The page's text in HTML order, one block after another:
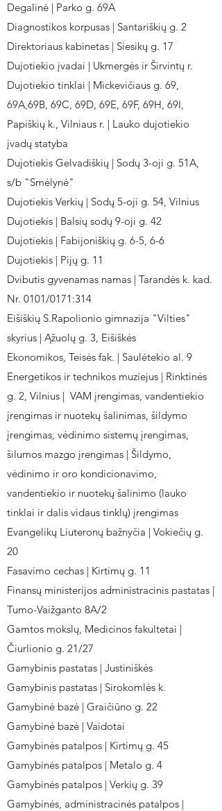
Degalinė | Parko g. 69A
Diagnostikos korpusas | Santariškių g. 2
Direktoriaus kabinetas | Siesikų g. 17
Dujotiekio įvadai | Ukmergės ir Širvintų r.
Dujotiekio tinklai | Mickevičiaus g. 69,
69A,69B, 69C, 69D, 69E, 69F, 69H, 69I,
Papiškių k., Vilniaus r. | Lauko dujotiekio
įvadų statyba
Dujotiekis Gelvadiškių | Sodų 3-oji g. 51A,
s/b "Smėlynė"
Dujotiekis Verkių | Sodų 5-oji g. 54, Vilnius
Dujotiekis | Balsių sodų 9-oji g. 42
Dujotiekis | Fabijoniškių g. 6-5, 6-6
Dujotiekis | Pijų g. 11
Dvibutis gyvenamas namas | Tarandės k. kad.
Nr. 0101/0171:314
Eišiškių S.Rapolionio gimnazija "Vilties"
skyrius | Ąžuolų g. 3, Eišiškės
Ekonomikos, Teisės fak. | Saulėtekio al. 9
Energetikos ir technikos muziejus | Rinktinės
g. 2, Vilnius | VAM įrengimas, vandentiekio
įrengimas ir nuotekų šalinimas, šildymo
įrengimas, vėdinimo sistemų įrengimas,
šilumos mazgo įrengimas | Šildymo,
vėdinimo ir oro kondicionavimo,
vandentiekio ir nuotekų šalinimo (lauko
tinklai ir dalis vidaus tinklų) įrengimas
Evangelikų Liuteronų bažnyčia | Vokiečių g.
20
Fasavimo cechas | Kirtimų g. 11
Finansų ministerijos administracinis pastatas |
Tumo-Vaižganto 8A/2
Gamtos mokslų, Medicinos fakultetai |
Čiurlionio g. 21/27
Gamybinis pastatas | Justiniškės
Gamybinis pastatas | Sirokomlės k.
Gamybinė bazė | Graičiūno g. 22
Gamybinė bazė | Vaidotai
Gamybinės patalpos | Kirtimų g. 45
Gamybinės patalpos | Metalo g. 4
Gamybinės patalpos | Verkių g. 39
Gamybinės, administracinės patalpos |